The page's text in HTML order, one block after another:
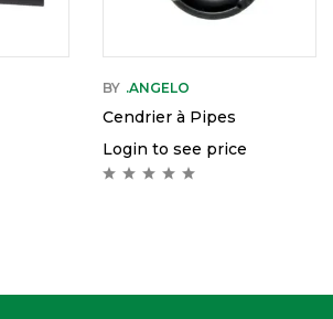
BY .ANGELO
Cendrier à Pipes
Login to see price